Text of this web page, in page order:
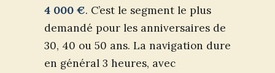
4 000 €. C’est le segment le plus
demandé pour les anniversaires de
30, 40 ou 50 ans. La navigation dure
en général 3 heures, avec